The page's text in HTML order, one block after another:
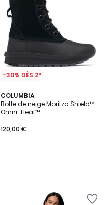
-30% DÈS 2*
COLUMBIA
Botte de neige Moritza Shield™
Omni-Heat™
120,00 €